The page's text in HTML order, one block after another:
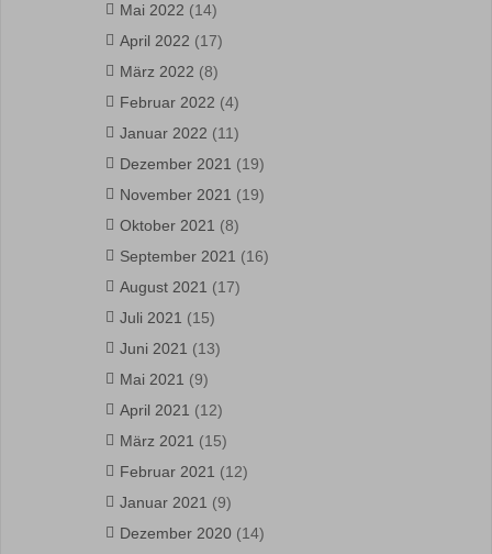
Mai 2022 (14)
April 2022 (17)
März 2022 (8)
Februar 2022 (4)
Januar 2022 (11)
Dezember 2021 (19)
November 2021 (19)
Oktober 2021 (8)
September 2021 (16)
August 2021 (17)
Juli 2021 (15)
Juni 2021 (13)
Mai 2021 (9)
April 2021 (12)
März 2021 (15)
Februar 2021 (12)
Januar 2021 (9)
Dezember 2020 (14)